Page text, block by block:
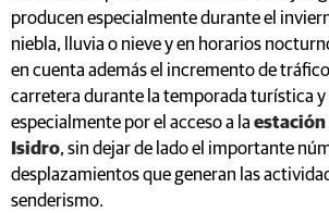
producen especialmente durante el
niebla, lluvia o nieve y en horarios
en cuenta además el incremento de
carretera durante la temporada turística y
especialmente por el acceso a la estación
Isidro, sin dejar de lado el importante
desplazamientos que generan las
senderismo.